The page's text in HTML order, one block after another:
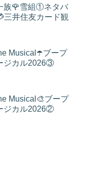
族🌹雪組①ネタバ
三井住友カード観
Musical☂️ブープ
ジカル2026③
Musical🎨ブープ
ジカル2026②